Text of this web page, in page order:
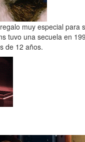
muy especial
tuvo una secuela en
de 12 años.